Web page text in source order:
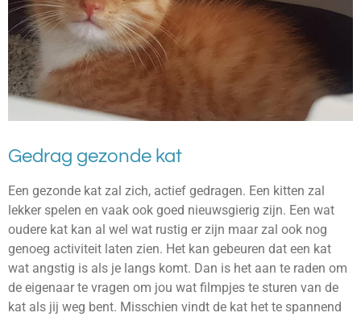
Gedrag gezonde kat
Een gezonde kat zal zich, actief gedragen. Een kitten zal
lekker spelen en vaak ook goed nieuwsgierig zijn. Een wat
oudere kat kan al wel wat rustig er zijn maar zal ook nog
genoeg activiteit laten zien. Het kan gebeuren dat een kat
wat angstig is als je langs komt. Dan is het aan te raden om
de eigenaar te vragen om jou wat filmpjes te sturen van de
kat als jij weg bent. Misschien vindt de kat het te spannend